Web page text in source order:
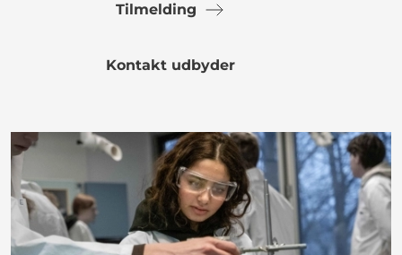
Tilmelding
Kontakt udbyder